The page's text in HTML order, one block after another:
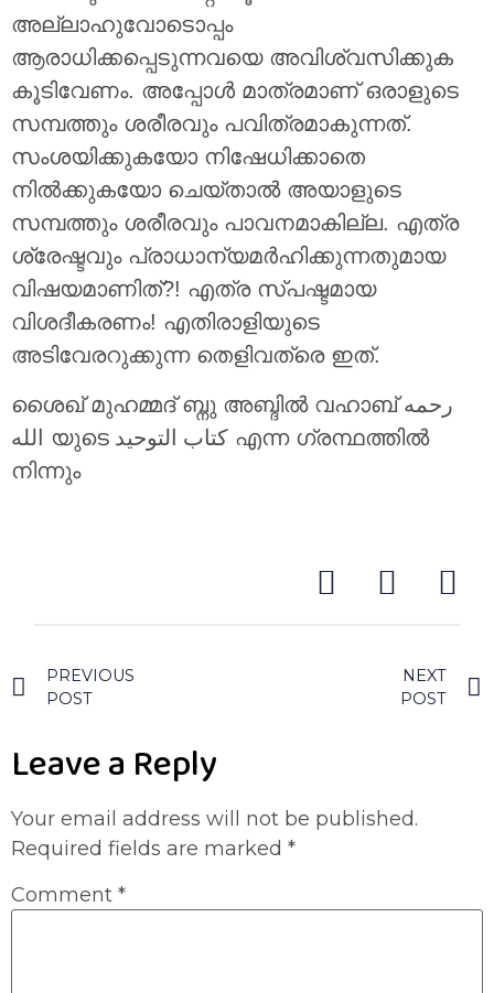
അല്ലാഹുവോടൊപ്പം
ആരാധിക്കപ്പെടുന്നവയെ അവിശ്വസിക്കുക
കൂടിവേണം. അപ്പോൾ മാത്രമാണ് ഒരാളുടെ
സമ്പത്തും ശരീരവും പവിത്രമാകുന്നത്.
സംശയിക്കുകയോ നിഷേധിക്കാതെ
നിൽക്കുകയോ ചെയ്‌താൽ അയാളുടെ
സമ്പത്തും ശരീരവും പാവനമാകില്ല. എത്ര
ശ്രേഷ്ടവും പ്രാധാന്യമർഹിക്കുന്നതുമായ
വിഷയമാണിത്?! എത്ര സ്പഷ്ടമായ
വിശദീകരണം! എതിരാളിയുടെ
അടിവേരറുക്കുന്ന തെളിവത്രെ ഇത്.
ശൈഖ് മുഹമ്മദ് ബ്നു അബ്ദിൽ വഹാബ് رحمه
الله യുടെ كتاب التوحيد എന്ന ഗ്രന്ഥത്തിൽ
നിന്നും
PREVIOUS
POST
NEXT
POST
Leave a Reply
Your email address will not be published.
Required fields are marked *
Comment *